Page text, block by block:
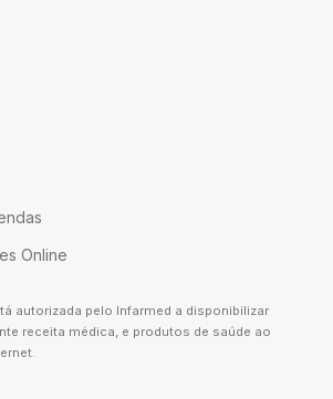
Online
autorizada pelo Infarmed a disponibilizar
receita médica, e produtos de saúde ao